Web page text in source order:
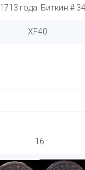
года. Биткин #
XF40
16